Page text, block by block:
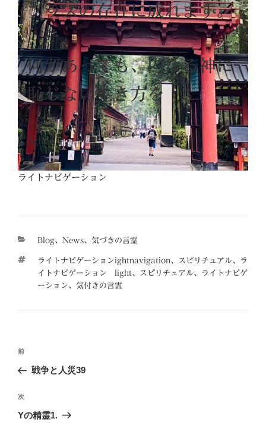
プラスの存在に成れます。
何があっても、内なる神に
恥じない生き方を
light
ライトナビゲーション
カ
ゴ
リ
Blog、 News、 気づきの言霊
タ
グ
ライトナビゲーションightnavigation、スピリチュアル、ラ
イトナビゲーション light、スピリチュアル、ライトナビゲ
ーション、気付きの言霊
投
ビ
ゲ
前
の
稿
前
戦争と人災39
次
の
次
Yの精霊1.